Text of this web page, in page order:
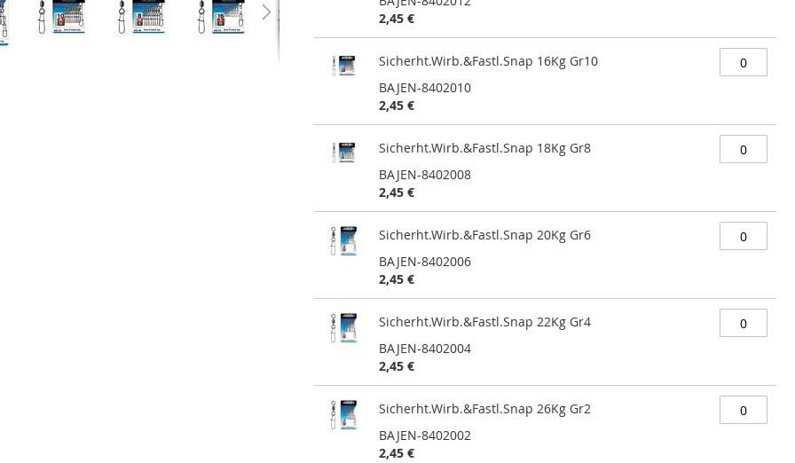
2,45 €
Sicherht.Wirb.&Fastl.Snap 16Kg Gr10
BAJEN-8402010
2,45 €
Sicherht.Wirb.&Fastl.Snap 18Kg Gr8
BAJEN-8402008
2,45 €
Sicherht.Wirb.&Fastl.Snap 20Kg Gr6
BAJEN-8402006
2,45 €
Sicherht.Wirb.&Fastl.Snap 22Kg Gr4
BAJEN-8402004
2,45 €
Sicherht.Wirb.&Fastl.Snap 26Kg Gr2
BAJEN-8402002
2,45 €